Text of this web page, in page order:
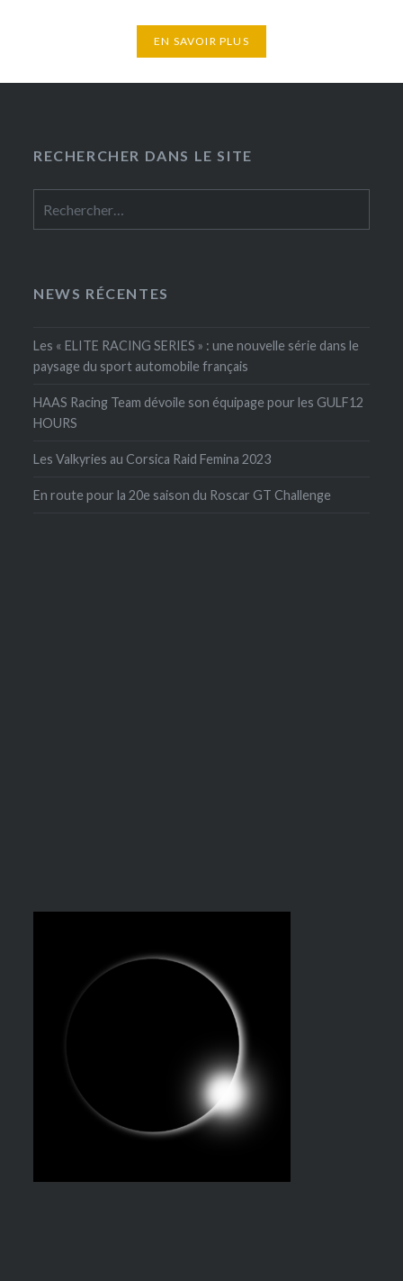
EN SAVOIR PLUS
RECHERCHER DANS LE SITE
NEWS RÉCENTES
Les « ELITE RACING SERIES » : une nouvelle série dans le
paysage du sport automobile français
HAAS Racing Team dévoile son équipage pour les GULF12
HOURS
Les Valkyries au Corsica Raid Femina 2023
En route pour la 20e saison du Roscar GT Challenge